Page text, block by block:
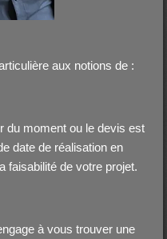
aux notions de :
du moment ou le devis est
date de réalisation en
faisabilité de votre projet.
à vous trouver une